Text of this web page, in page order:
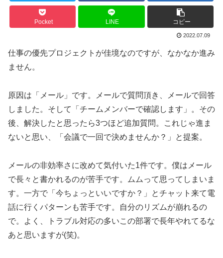
Pocket LINE コピー
2022.07.09
仕事の優先プロジェクトが佳境なのですが、なかなか進み
ません。
原因は「メール」です。メールで質問頂き、メールで回答
しました。そして「チームメンバーで確認します」。その
後、解決したと思ったら3つほど追加質問。これじゃ進ま
ないと思い、「会議で一回で決めませんか？」と提案。
メールの非効率さに改めて気付いた1件です。僕はメール
で長々と書かれるのが苦手です。ムムって思ってしまいま
す。一方で「今ちょっといいですか？」とチャット来て電
話に行くパターンも苦手です。自分のリズムが崩れるの
で。よく、トラブル対応の多いこの部署で長年やれてるな
あと思いますが(笑)。